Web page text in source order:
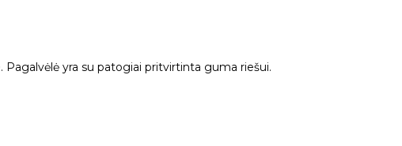
yra su patogiai pritvirtinta guma riešui.